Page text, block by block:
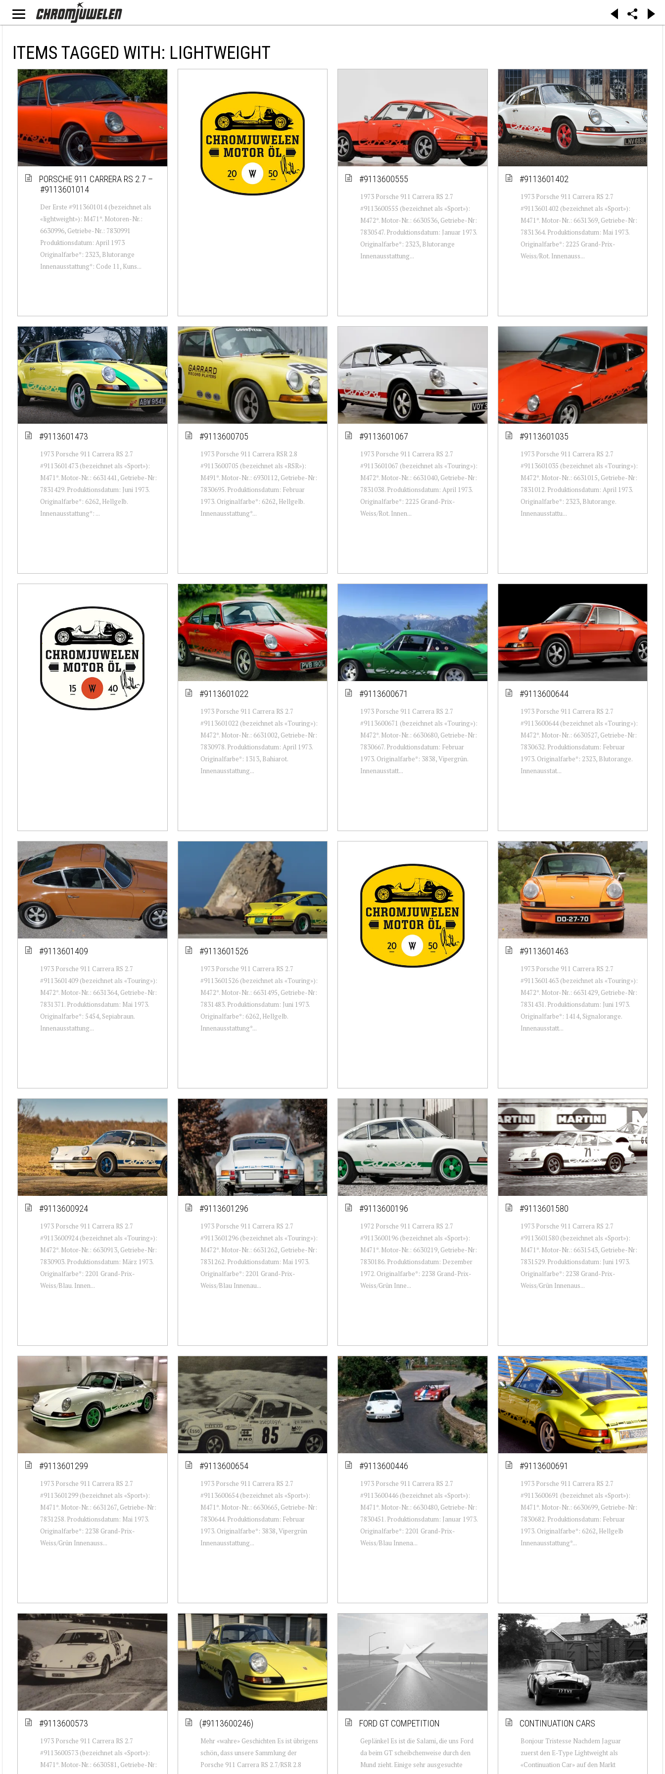
ITEMS TAGGED WITH: LIGHTWEIGHT
PORSCHE 911 CARRERA RS 2.7 –
#9113601014
Der Erste #9113601014 (bezeichnet als
«lightweight»): M471*. Motoren-Nr.:
6630996, Getriebe-Nr.: 7830991
Produktionsdatum: April 1973
Originalfarbe*: 2323, Blutorange
Innenausstattung*: Code 11, Kuns...
#9113600555
1973 Porsche 911 Carrera RS 2.7
#9113600555 (bezeichnet als «Sport»):
M472*. Motor-Nr.: 6630536, Getriebe-Nr:
7830547. Produktionsdatum: Januar 1973.
Originalfarbe*: 2323, Blutorange
Innenausstattung...
#9113601402
1973 Porsche 911 Carrera RS 2.7
#9113601402 (bezeichnet als «Sport»):
M471*. Motor-Nr.: 6631369, Getriebe-Nr:
7831364. Produktionsdatum: Mai 1973.
Originalfarbe*: 2225 Grand-Prix-
Weiss/Rot. Innenauss...
#9113601473
1973 Porsche 911 Carrera RS 2.7
#9113601473 (bezeichnet als «Sport»):
M471*. Motor-Nr.: 6631441, Getriebe-Nr:
7831429. Produktionsdatum: Juni 1973.
Originalfarbe*: 6262, Hellgelb.
Innenausstattung*: ...
#9113600705
1973 Porsche 911 Carrera RSR 2.8
#9113600705 (bezeichnet als «RSR»):
M491*. Motor-Nr.: 6930112, Getriebe-Nr:
7830695. Produktionsdatum: Februar
1973. Originalfarbe*: 6262, Hellgelb.
Innenausstattung*...
#9113601067
1973 Porsche 911 Carrera RS 2.7
#9113601067 (bezeichnet als «Touring»):
M472*. Motor-Nr.: 6631040, Getriebe-Nr:
7831038. Produktionsdatum: April 1973.
Originalfarbe*: 2225 Grand-Prix-
Weiss/Rot. Innen...
#9113601035
1973 Porsche 911 Carrera RS 2.7
#9113601035 (bezeichnet als «Touring»):
M472*. Motor-Nr.: 6631015, Getriebe-Nr:
7831012. Produktionsdatum: April 1973.
Originalfarbe*: 2323, Blutorange.
Innenausstattu...
#9113601022
1973 Porsche 911 Carrera RS 2.7
#9113601022 (bezeichnet als «Touring»):
M472*. Motor-Nr.: 6631002, Getriebe-Nr:
7830978. Produktionsdatum: April 1973.
Originalfarbe*: 1313, Bahiarot.
Innenausstattung...
#9113600671
1973 Porsche 911 Carrera RS 2.7
#9113600671 (bezeichnet als «Touring»):
M472*. Motor-Nr.: 6630680, Getriebe-Nr:
7830667. Produktionsdatum: Februar
1973. Originalfarbe*: 3838, Vipergrün.
Innenausstatt...
#9113600644
1973 Porsche 911 Carrera RS 2.7
#9113600644 (bezeichnet als «Touring»):
M472*. Motor-Nr.: 6630527, Getriebe-Nr:
7830632. Produktionsdatum: Februar
1973. Originalfarbe*: 2323, Blutorange.
Innenausstat...
#9113601409
1973 Porsche 911 Carrera RS 2.7
#9113601409 (bezeichnet als «Touring»):
M472*. Motor-Nr.: 6631364, Getriebe-Nr:
7831371. Produktionsdatum: Mai 1973.
Originalfarbe*: 5454, Sepiabraun.
Innenausstattung...
#9113601526
1973 Porsche 911 Carrera RS 2.7
#9113601526 (bezeichnet als «Touring»):
M472*. Motor-Nr.: 6631495, Getriebe-Nr:
7831483. Produktionsdatum: Juni 1973.
Originalfarbe*: 6262, Hellgelb.
Innenausstattung*...
#9113601463
1973 Porsche 911 Carrera RS 2.7
#9113601463 (bezeichnet als «Touring»):
M472*. Motor-Nr.: 6631429, Getriebe-Nr:
7831431. Produktionsdatum: Juni 1973.
Originalfarbe*: 1414, Signalorange.
Innenausstatt...
#9113600924
1973 Porsche 911 Carrera RS 2.7
#9113600924 (bezeichnet als «Touring»):
M472*. Motor-Nr.: 6630913, Getriebe-Nr:
7830903. Produktionsdatum: März 1973.
Originalfarbe*: 2201 Grand-Prix-
Weiss/Blau. Innen...
#9113601296
1973 Porsche 911 Carrera RS 2.7
#9113601296 (bezeichnet als «Touring»):
M472*. Motor-Nr.: 6631262, Getriebe-Nr:
7831262. Produktionsdatum: Mai 1973.
Originalfarbe*: 2201 Grand-Prix-
Weiss/Blau Innenau...
#9113600196
1972 Porsche 911 Carrera RS 2.7
#9113600196 (bezeichnet als «Sport»):
M471*. Motor-Nr.: 6630219, Getriebe-Nr:
7830186. Produktionsdatum: Dezember
1972. Originalfarbe*: 2238 Grand-Prix-
Weiss/Grün Inne...
#9113601580
1973 Porsche 911 Carrera RS 2.7
#9113601580 (bezeichnet als «Sport»):
M471*. Motor-Nr.: 6631543, Getriebe-Nr:
7831529. Produktionsdatum: Juni 1973.
Originalfarbe*: 2238 Grand-Prix-
Weiss/Grün Innenaus...
#9113601299
1973 Porsche 911 Carrera RS 2.7
#9113601299 (bezeichnet als «Sport»):
M471*. Motor-Nr.: 6631267, Getriebe-Nr:
7831258. Produktionsdatum: Mai 1973.
Originalfarbe*: 2238 Grand-Prix-
Weiss/Grün Innenauss...
#9113600654
1973 Porsche 911 Carrera RS 2.7
#9113600654 (bezeichnet als «Sport»):
M471*. Motor-Nr.: 6630665, Getriebe-Nr:
7830644. Produktionsdatum: Februar
1973. Originalfarbe*: 3838, Vipergrün
Innenausstattung...
#9113600446
1973 Porsche 911 Carrera RS 2.7
#9113600446 (bezeichnet als «Sport»):
M471*. Motor-Nr.: 6630480, Getriebe-Nr:
7830451. Produktionsdatum: Januar 1973.
Originalfarbe*: 2201 Grand-Prix-
Weiss/Blau Innena...
#9113600691
1973 Porsche 911 Carrera RS 2.7
#9113600691 (bezeichnet als «Sport»):
M471*. Motor-Nr.: 6630699, Getriebe-Nr:
7830682. Produktionsdatum: Februar
1973. Originalfarbe*: 6262, Hellgelb
Innenausstattung*...
#9113600573
1973 Porsche 911 Carrera RS 2.7
#9113600573 (bezeichnet als «Sport»):
M471*. Motor-Nr.: 6630581, Getriebe-Nr:
(#9113600246)
Mehr «wahre» Geschichten Es ist übrigens
schön, dass unsere Sammlung der
Porsche 911 Carrera RS 2.7/RSR 2.8
FORD GT COMPETITION
Geplänkel Es ist die Salami, die uns Ford
da beim GT scheibchenweise durch den
Mund zieht. Einige sehr ausgesuchte
CONTINUATION CARS
Bonjour Tristesse Nachdem Jaguar
zuerst den E-Type Lightweight als
«Continuation Car» auf den Markt